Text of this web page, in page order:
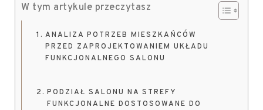
W tym artykule przeczytasz
ANALIZA POTRZEB MIESZKAŃCÓW
PRZED ZAPROJEKTOWANIEM UKŁADU
FUNKCJONALNEGO SALONU
PODZIAŁ SALONU NA STREFY
FUNKCJONALNE DOSTOSOWANE DO